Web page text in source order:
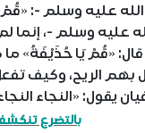
عليه وسلم -: «قُمْ
وسلم -، إنما لم
«قُمْ يَا حُذَيْفَةُ»
الريح، وكيف
يقول: «النجاء
بالتضرع تنكشف